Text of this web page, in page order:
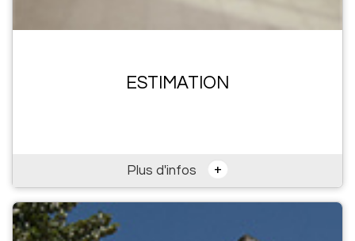
ESTIMATION
Plus d'infos +